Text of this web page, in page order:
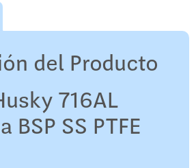
del Producto
716AL
BSP SS PTFE